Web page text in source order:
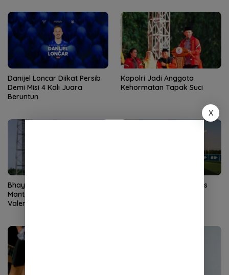
Danijel Loncar Diikat Persib
Demi Misi 4 Kali Juara
Beruntun
Kapolri Jadi Anggota
Kehormatan Tapak Suci
Bhayangkara FC Rekrut
Mantan Bek River Plate dan
Valencia
Persik Rekrut Bek Timnas
X